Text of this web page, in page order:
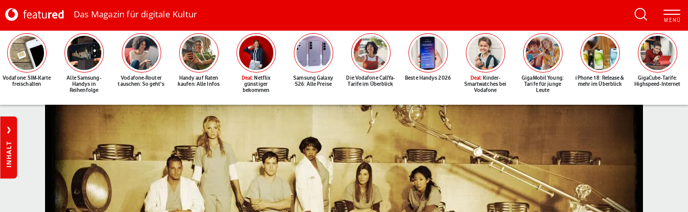
Das Magazin für digitale Kultur
Vodafone: SIM-Karte
freischalten
Alle Samsung-
Handys in
Reihenfolge
Vodafone-Router
tauschen: So geht's
Handy auf Raten
kaufen: Alle Infos
Deal: Netflix
günstiger
bekommen
Samsung Galaxy
S26: Alle Preise
Die Vodafone CallYa-
Tarife im Überblick
Beste Handys 2026 Deal: Kinder-
Smartwatches bei
Vodafone
GigaMobil Young:
Tarife für junge
Leute
iPhone 18: Release &
mehr im Überblick
GigaCube-Tarife:
Highspeed-Internet
INHALT